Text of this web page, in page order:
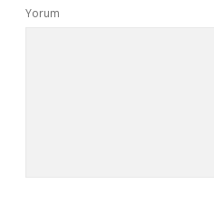
Yorum